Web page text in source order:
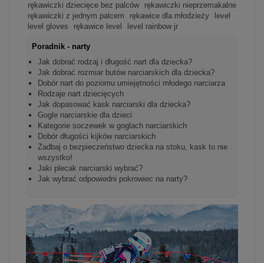
rękawiczki dziecięce bez palców
rękawiczki nieprzemakalne
rękawiczki z jednym palcem
rękawice dla młodzieży
level
level gloves
rękawice level level rainbow jr
Poradnik - narty
Jak dobrać rodzaj i długość nart dla dziecka?
Jak dobrać rozmiar butów narciarskich dla dziecka?
Dobór nart do poziomu umiejętności młodego narciarza
Rodzaje nart dziecięcych
Jak dopasować kask narciarski dla dziecka?
Gogle narciarskie dla dzieci
Kategorie soczewek w goglach narciarskich
Dobór długości kijków narciarskich
Zadbaj o bezpieczeństwo dziecka na stoku, kask to nie
wszystko!
Jaki plecak narciarski wybrać?
Jak wybrać odpowiedni pokrowiec na narty?